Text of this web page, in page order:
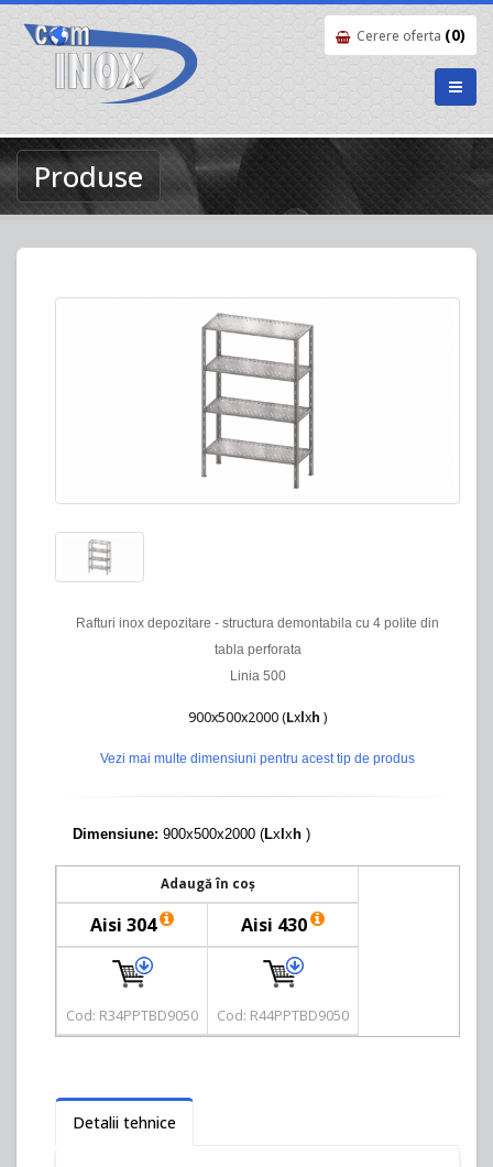
Cerere oferta (0)
Produse
Rafturi inox depozitare - structura demontabila cu 4 polite din
tabla perforata
Linia 500
900x500x2000 (Lxlxh )
Vezi mai multe dimensiuni pentru acest tip de produs
Dimensiune: 900x500x2000 (Lxlxh )
Adaugă în coș
Aisi 304 Aisi 430
Cod: R34PPTBD9050 Cod: R44PPTBD9050
Detalii tehnice